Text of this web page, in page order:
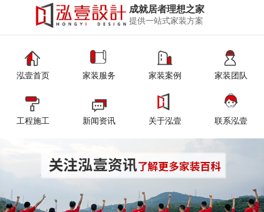
成就居者理想之家
提供一站式家装方案
泓壹首页 家装服务 家装案例 家装团队
工程施工 新闻资讯 关于泓壹 联系泓壹